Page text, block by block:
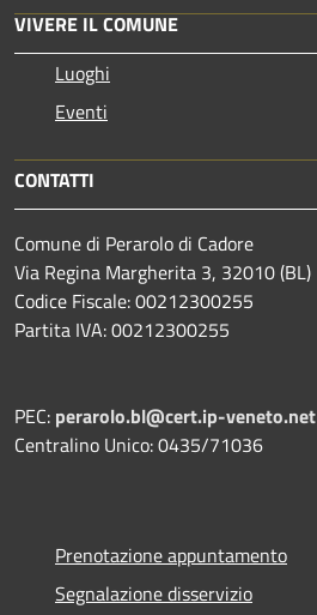
VIVERE IL COMUNE
Luoghi
Eventi
CONTATTI
Comune di Perarolo di Cadore
Via Regina Margherita 3, 32010 (BL)
Codice Fiscale: 00212300255
Partita IVA: 00212300255
PEC: perarolo.bl@cert.ip-veneto.net
Centralino Unico: 0435/71036
Prenotazione appuntamento
Segnalazione disservizio